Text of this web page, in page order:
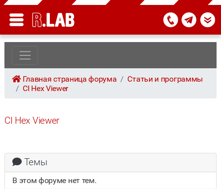
Главная страница форума
Статьи и программы
CI Hex Viewer
CI Hex Viewer
Темы
В этом форуме нет тем.